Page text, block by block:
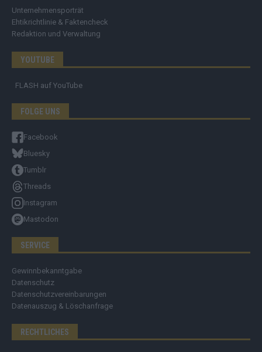
Unternehmensporträt
Ehtikrichtlinie & Faktencheck
Redaktion und Verwaltung
YOUTUBE
FLASH auf YouTube
FOLGE UNS
Facebook
Bluesky
Tumblr
Threads
Instagram
Mastodon
SERVICE
Gewinnbekanntgabe
Datenschutz
Datenschutzvereinbarungen
Datenauszug & Löschanfrage
RECHTLICHES